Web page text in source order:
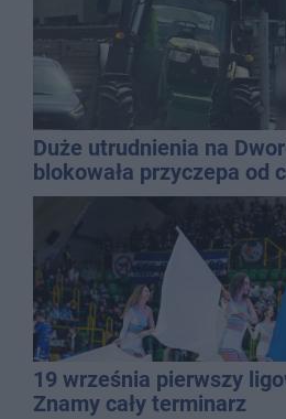
Duże utrudnienia na
blokowała przyczepa od
19 września pierwszy
Znamy cały terminarz